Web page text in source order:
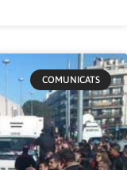
COMUNICATS